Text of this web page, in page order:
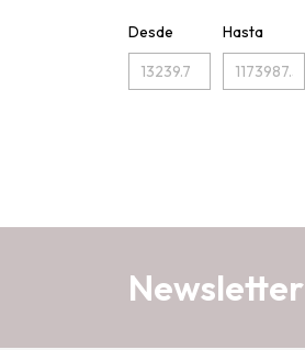
Desde Hasta
Newsletter